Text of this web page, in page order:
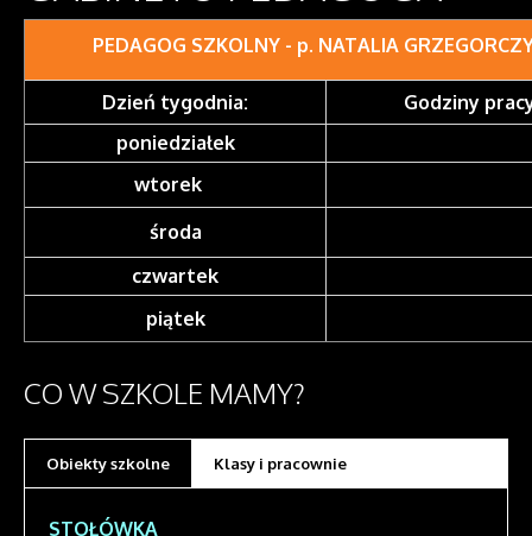
PEDAGOG SZKOLNY - p. NATALIA
Dzień tygodnia:
Godziny
poniedziałek
wtorek
środa
czwartek
piątek
COW SZKOLE MAMY?
Obiekty szkolne Klasy i pracownie
STOŁÓWKA